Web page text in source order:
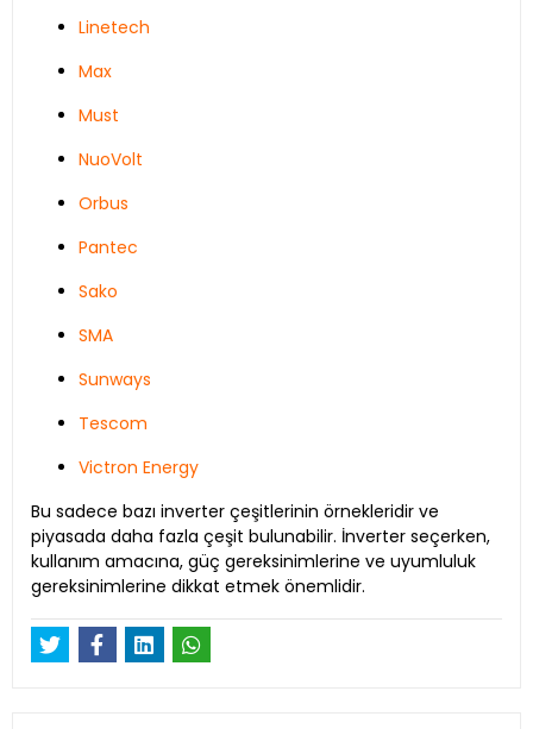
Linetech
Max
Must
NuoVolt
Orbus
Pantec
Sako
SMA
Sunways
Tescom
Victron Energy
Bu sadece bazı inverter çeşitlerinin örnekleridir ve
piyasada daha fazla çeşit bulunabilir. İnverter seçerken,
kullanım amacına, güç gereksinimlerine ve uyumluluk
gereksinimlerine dikkat etmek önemlidir.